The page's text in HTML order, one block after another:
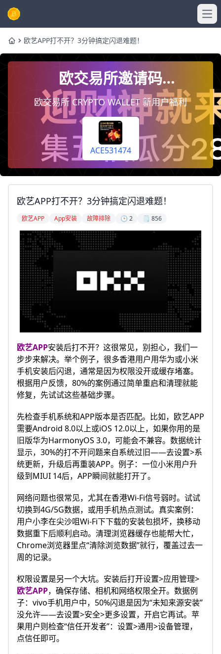
Home欧艺APP打不开？3分钟搞定闪退难题！
欧交易所邀请码
ACE531474，注册时填写即
终身享受手续费返佣20%
（每天自动到你账户）
欧交易所 CRYPTO WALLET 新用户福利
ACE531474
欧艺APP打不开？3分钟搞定闪退难题！
欧艺APP App安装 故障排除 🕒 2 🗒️ 856
欧艺APP安装后打不开？这很常见，别担心，我们一
步步来解决。举个例子，很多香港用户用华为或小米
手机安装后闪退，通常是因为权限没开或缓存堵塞。
根据用户反馈，80%的案例通过简单重启和清理就能
修复，先试试这些基础步骤。
先检查手机系统和APP版本是否匹配。比如，欧艺APP
需要Android 8.0以上或iOS 12.0以上，如果你用的是
旧版华为HarmonyOS 3.0，可能会不兼容。数据统计
显示，30%的打不开问题来自系统过旧——去设置>系
统更新，升级后再重装APP。例子：一位小米用户升
级到MIUI 14后，APP瞬间就能打开了。
网络问题也很常见，尤其在香港Wi-Fi信号弱时。试试
切换到4G/5G数据，或用手机热点测试。真实案例：
用户小李在尖沙咀Wi-Fi下下载的安装包损坏，换移动
数据重下后顺利启动。清理浏览器缓存也能帮大忙，
Chrome浏览器里点“清除浏览数据”就行，覆盖过去一
周的记录。
权限设置是另一个大坑。安装后打开设置>应用管理>
欧艺APP，确保存储、相机和网络权限全开。数据例
子：vivo手机用户中，50%闪退是因为“未知来源安装”
没允许——去设置>安全>更多设置，开启它再试。苹
果用户则检查“信任开发者”：设置>通用>设备管理，
点信任即可。